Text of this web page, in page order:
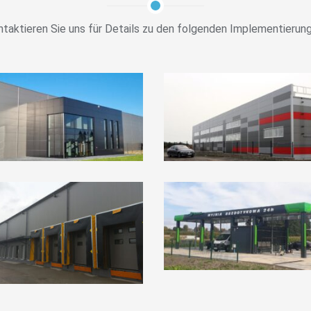
Sie uns für Details zu den folgenden